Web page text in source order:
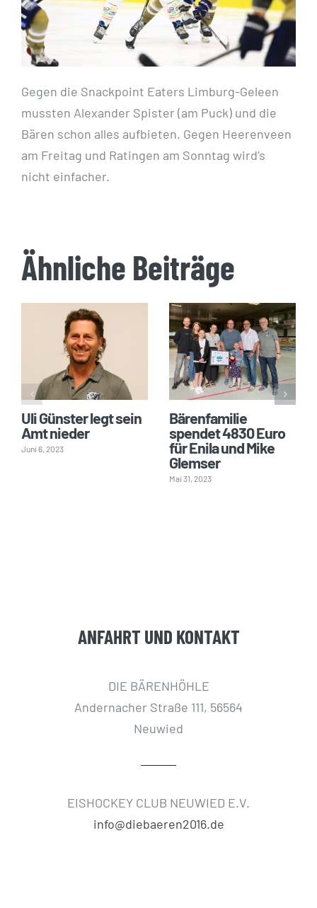
Gegen die Snackpoint Eaters Limburg-Geleen
mussten Alexander Spister (am Puck) und die
Bären schon alles aufbieten. Gegen Heerenveen
am Freitag und Ratingen am Sonntag wird’s
nicht einfacher.
Ähnliche Beiträge
Uli Günster legt sein
Amt nieder
Juni 6, 2023
Bärenfamilie
spendet 4830 Euro
für Enila und Mike
Glemser
Mai 31, 2023
ANFAHRT UND KONTAKT
DIE BÄRENHÖHLE
Andernacher Straße 111, 56564
Neuwied
EISHOCKEY CLUB NEUWIED E.V.
info@diebaeren2016.de